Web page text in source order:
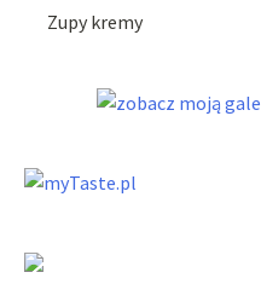
Zupy kremy